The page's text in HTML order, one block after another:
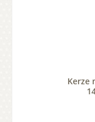
Kerze